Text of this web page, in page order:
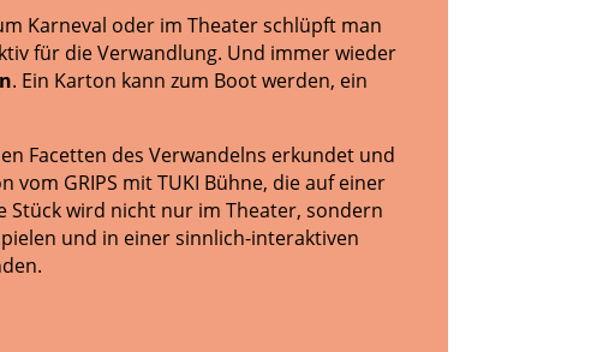
Karneval oder im Theater schlüpft man
für die Verwandlung. Und immer wieder
. Ein Karton kann zum Boot werden, ein
Facetten des Verwandelns erkundet und
GRIPS mit TUKI Bühne, die auf einer
Stück wird nicht nur im Theater, sondern
und in einer sinnlich-interaktiven